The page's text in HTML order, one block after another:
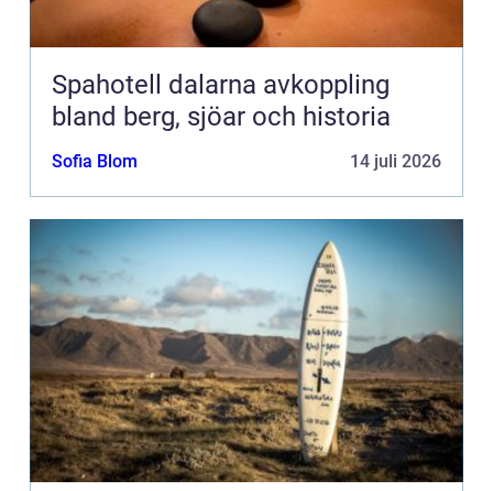
Spahotell dalarna avkoppling
bland berg, sjöar och historia
Sofia Blom 14 juli 2026